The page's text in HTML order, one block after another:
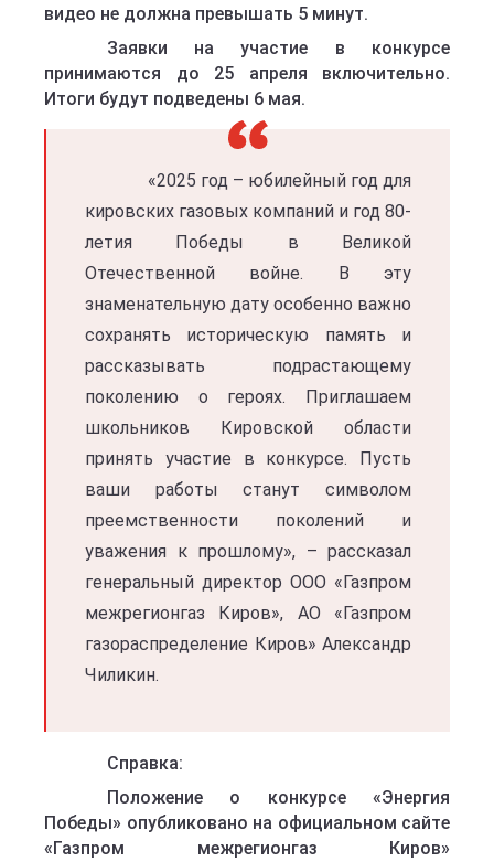
видео не должна превышать 5 минут.
Заявки на участие в конкурсе
принимаются до 25 апреля включительно.
Итоги будут подведены 6 мая.
«2025 год – юбилейный год для
кировских газовых компаний и год 80-
летия Победы в Великой
Отечественной войне. В эту
знаменательную дату особенно важно
сохранять историческую память и
рассказывать подрастающему
поколению о героях. Приглашаем
школьников Кировской области
принять участие в конкурсе. Пусть
ваши работы станут символом
преемственности поколений и
уважения к прошлому», – рассказал
генеральный директор ООО «Газпром
межрегионгаз Киров», АО «Газпром
газораспределение Киров» Александр
Чиликин.
Справка:
Положение о конкурсе «Энергия
Победы» опубликовано на официальном сайте
«Газпром межрегионгаз Киров»